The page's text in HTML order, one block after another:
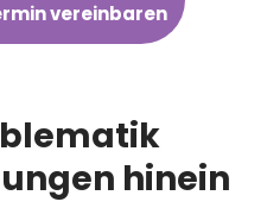
vereinbaren
hinein